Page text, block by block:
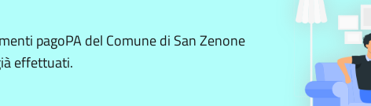
pagoPA del Comune di San Zenone
effettuati.